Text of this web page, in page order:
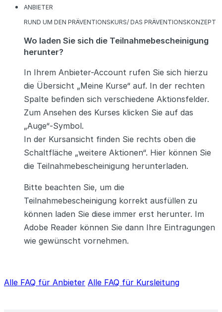
KATEGORIEN
ANBIETER
KATEGORIEN
RUND UM DEN PRÄVENTIONSKURS/ DAS PRÄVENTIONSKONZEPT
Wo laden Sie sich die Teilnahmebescheinigung
herunter?
In Ihrem Anbieter-Account rufen Sie sich hierzu
die Übersicht „Meine Kurse“ auf. In der rechten
Spalte befinden sich verschiedene Aktionsfelder.
Zum Ansehen des Kurses klicken Sie auf das
„Auge“-Symbol.
In der Kursansicht finden Sie rechts oben die
Schaltfläche „weitere Aktionen“. Hier können Sie
die Teilnahmebescheinigung herunterladen.
Bitte beachten Sie, um die
Teilnahmebescheinigung korrekt ausfüllen zu
können laden Sie diese immer erst herunter. Im
Adobe Reader können Sie dann Ihre Eintragungen
wie gewünscht vornehmen.
Alle FAQ für Anbieter Alle FAQ für Kursleitung